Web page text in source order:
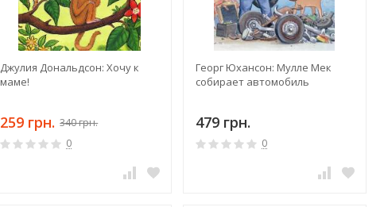
Джулия Дональдсон: Хочу к
маме!
259 грн. 340 грн.
0
Георг Юхансон: Мулле Мек
собирает автомобиль
479 грн.
0